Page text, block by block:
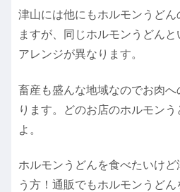
津山には他にもホルモンうどん
ますが、同じホルモンうどん
アレンジが異なります。
畜産も盛んな地域なのでお肉
ります。どのお店のホルモン
よ。
ホルモンうどんを食べたいけ
う方！通販でもホルモンうど